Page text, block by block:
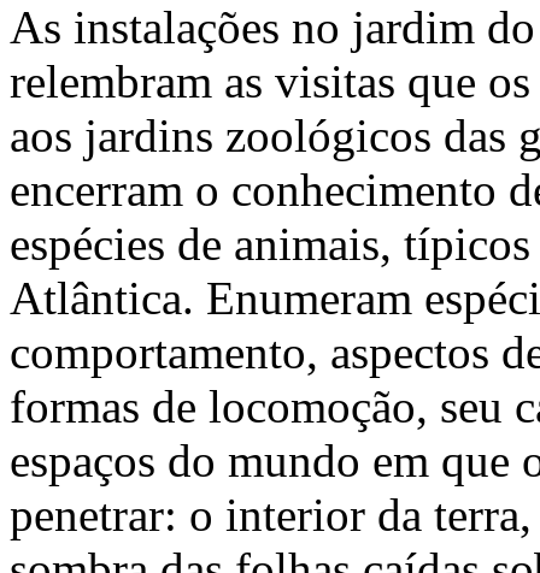
As instalações no jardim
relembram as visitas que
aos jardins zoológicos das
encerram o conhecimento
espécies de animais,
Atlântica. Enumeram
comportamento, aspectos
formas de locomoção, seu
espaços do mundo em que
penetrar: o interior da